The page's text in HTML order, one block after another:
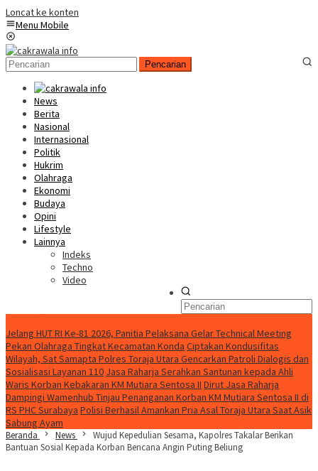
Loncat ke konten
Menu Mobile
Pencarian
News
Berita
Nasional
Internasional
Politik
Hukrim
Olahraga
Ekonomi
Budaya
Opini
Lifestyle
Lainnya
Indeks
Techno
Video
Jelang HUT RI Ke-81 2026, Panitia Pelaksana Gelar Technical Meeting
Pekan Olahraga Tingkat Kecamatan Konda Ciptakan Kondusifitas
Wilayah, Sat Samapta Polres Toraja Utara Gencarkan Patroli Dialogis dan
Sosialisasi Layanan 110 Jasa Raharja Serahkan Santunan kepada Ahli
Waris Korban Kebakaran KM Mutiara Sentosa II Dirut Jasa Raharja
Dampingi Wamenhub Tinjau Penanganan Korban KM Mutiara Sentosa II di
RS PHC Surabaya Polisi Berhasil Amankan Pria Asal Toraja Utara Saat Asik
Sabung Ayam
Beranda News
Wujud Kepedulian Sesama, Kapolres Takalar Berikan
Bantuan Sosial Kepada Korban Bencana Angin Puting Beliung